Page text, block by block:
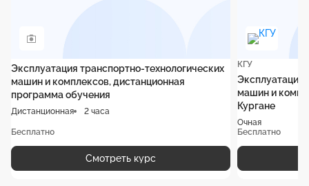
Эксплуатация транспортно-технологических
машин и комплексов, дистанционная
программа обучения
Дистанционная 2 часа
Бесплатно
Смотреть курс
КГУ
Эксплуатация
машин и
Кургане
Очная
Бесплатно